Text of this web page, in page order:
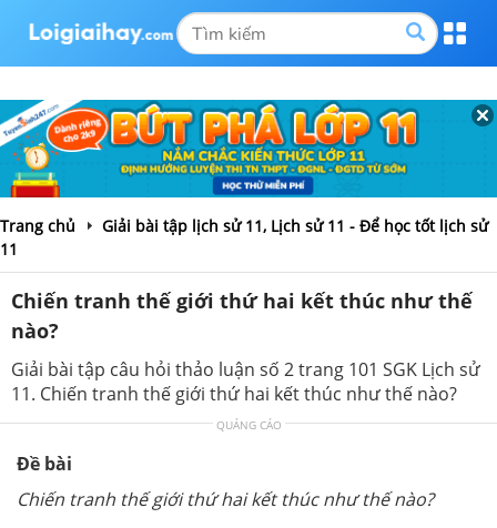
Trang chủ
Giải bài tập lịch sử 11, Lịch sử 11 - Để học tốt lịch sử
11
Chiến tranh thế giới thứ hai kết thúc như thế
nào?
Giải bài tập câu hỏi thảo luận số 2 trang 101 SGK Lịch sử
11. Chiến tranh thế giới thứ hai kết thúc như thế nào?
QUẢNG CÁO
Đề bài
Chiến tranh thế giới thứ hai kết thúc như thế nào?